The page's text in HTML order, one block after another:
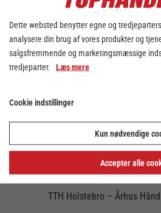
København Håndbold vs
Silkeborg-Voel KFUM vs
Herning-Ikast Håndbold vs
Herrer
Skanderborg Håndbold vs
Mors Thy Håndbold vs
Bjerringbro-Silkeborg - GOG
TTH Holstebro – Århus
Dette websted benytter egne og
analysere din brug af vores produkter og
salgsfremmende og marketingsmæssige
tredjeparter. Læs mere
Cookie indstillinger
Kun nødvendige
Accepter alle